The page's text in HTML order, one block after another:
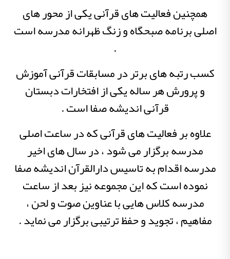
همچنین فعالیت های قرآنی یکی از محور های
اصلی برنامه صبحگاه و زنگ ظهرانه مدرسه است
.
کسب رتبه های برتر در مسابقات قرآنی آموزش
و پرورش هر ساله یکی از افتخارات دبستان
قرآنی اندیشه صفا است .
علاوه بر فعالیت های قرآنی که در ساعت اصلی
مدرسه برگزار می شود ، در سال های اخیر
مدرسه اقدام به تاسیس دارالقرآن اندیشه صفا
نموده است که این مجموعه نیز بعد از ساعت
مدرسه کلاس هایی با عناوین صوت و لحن ،
مفاهیم ، تجوید و حفظ ترتیبی برگزار می نماید .